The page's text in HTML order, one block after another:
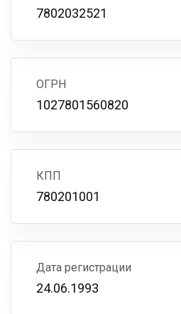
7802032521
ОГРН
1027801560820
КПП
780201001
Дата регистрации
24.06.1993